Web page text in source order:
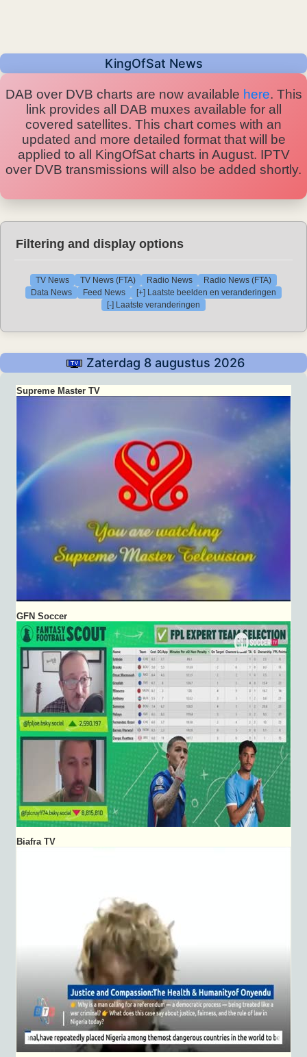
KingOfSat News
DAB over DVB charts are now available here. This
link provides all DAB muxes available for all
covered satellites. This chart comes with an
updated and more detailed format that will be
applied to all KingOfSat charts in August. IPTV
over DVB transmissions will also be added shortly.
Filtering and display options
TV News TV News (FTA) Radio News
Radio News (FTA)
Data News
Feed News
[+] Laatste beelden en veranderingen
[-] Laatste veranderingen
Zaterdag 8 augustus 2026
Supreme Master TV
GFN Soccer
Biafra TV